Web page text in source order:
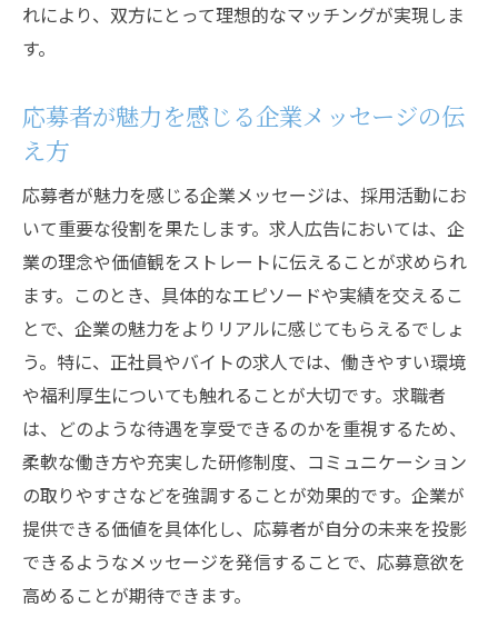
れにより、双方にとって理想的なマッチングが実現しま
す。
応募者が魅力を感じる企業メッセージの伝
え方
応募者が魅力を感じる企業メッセージは、採用活動にお
いて重要な役割を果たします。求人広告においては、企
業の理念や価値観をストレートに伝えることが求められ
ます。このとき、具体的なエピソードや実績を交えるこ
とで、企業の魅力をよりリアルに感じてもらえるでしょ
う。特に、正社員やバイトの求人では、働きやすい環境
や福利厚生についても触れることが大切です。求職者
は、どのような待遇を享受できるのかを重視するため、
柔軟な働き方や充実した研修制度、コミュニケーション
の取りやすさなどを強調することが効果的です。企業が
提供できる価値を具体化し、応募者が自分の未来を投影
できるようなメッセージを発信することで、応募意欲を
高めることが期待できます。